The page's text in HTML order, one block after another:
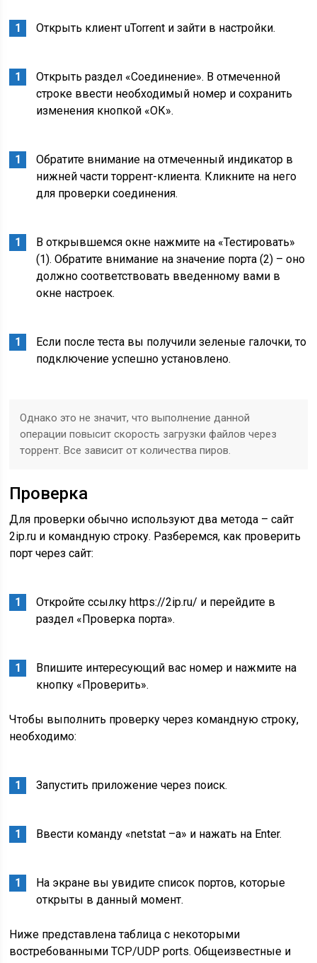
Открыть клиент uTorrent и зайти в настройки.
Открыть раздел «Соединение». В отмеченной
строке ввести необходимый номер и сохранить
изменения кнопкой «ОК».
Обратите внимание на отмеченный индикатор в
нижней части торрент-клиента. Кликните на него
для проверки соединения.
В открывшемся окне нажмите на «Тестировать»
(1). Обратите внимание на значение порта (2) – оно
должно соответствовать введенному вами в
окне настроек.
Если после теста вы получили зеленые галочки, то
подключение успешно установлено.
Однако это не значит, что выполнение данной
операции повысит скорость загрузки файлов через
торрент. Все зависит от количества пиров.
Проверка
Для проверки обычно используют два метода – сайт
2ip.ru и командную строку. Разберемся, как проверить
порт через сайт:
Откройте ссылку https://2ip.ru/ и перейдите в
раздел «Проверка порта».
Впишите интересующий вас номер и нажмите на
кнопку «Проверить».
Чтобы выполнить проверку через командную строку,
необходимо:
Запустить приложение через поиск.
Ввести команду «netstat –a» и нажать на Enter.
На экране вы увидите список портов, которые
открыты в данный момент.
Ниже представлена таблица с некоторыми
востребованными TCP/UDP ports. Общеизвестные и